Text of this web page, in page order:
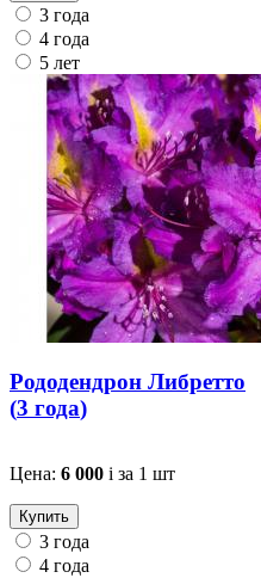
3 года
4 года
5 лет
Рододендрон Либретто
(3 года)
Цена: 6 000 i за 1 шт
Купить
3 года
4 года